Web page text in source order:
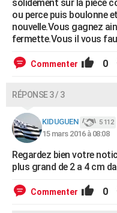
solidement sur la piece
ou perce puis boulonne
nouvelle.Vous gagnez
fermette.Vous il vous
Commenter 0
RÉPONSE 3 / 3
KIDUGUEN 5 112
15 mars 2016 à 08:08
Regardez bien votre
plus grand de 2 a 4 cm
Commenter 0